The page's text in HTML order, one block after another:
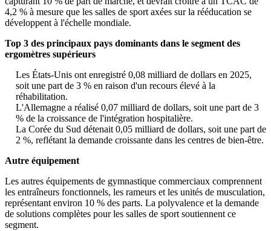
4,2 % à mesure que les salles de sport axées sur la rééducation se
développent à l'échelle mondiale.
Top 3 des principaux pays dominants dans le segment des
ergomètres supérieurs
Les États-Unis ont enregistré 0,08 milliard de dollars en 2025,
soit une part de 3 % en raison d'un recours élevé à la
réhabilitation.
L'Allemagne a réalisé 0,07 milliard de dollars, soit une part de 3
% de la croissance de l'intégration hospitalière.
La Corée du Sud détenait 0,05 milliard de dollars, soit une part de
2 %, reflétant la demande croissante dans les centres de bien-être.
Autre équipement
Les autres équipements de gymnastique commerciaux comprennent
les entraîneurs fonctionnels, les rameurs et les unités de musculation,
représentant environ 10 % des parts. La polyvalence et la demande
de solutions complètes pour les salles de sport soutiennent ce
segment.